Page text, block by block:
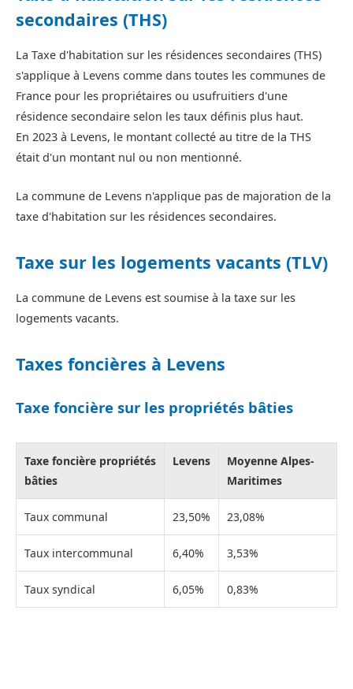
secondaires (THS)
La Taxe d'habitation sur les résidences secondaires (THS)
s'applique à Levens comme dans toutes les communes de
France pour les propriétaires ou usufruitiers d'une
résidence secondaire selon les taux définis plus haut.
En 2023 à Levens, le montant collecté au titre de la THS
était d'un montant nul ou non mentionné.
La commune de Levens n'applique pas de majoration de la
taxe d'habitation sur les résidences secondaires.
Taxe sur les logements vacants (TLV)
La commune de Levens est soumise à la taxe sur les
logements vacants.
Taxes foncières à Levens
Taxe foncière sur les propriétés bâties
Taxe foncière propriétés
bâties
Levens
Moyenne Alpes-
Maritimes
Taux communal 23,50% 23,08%
Taux intercommunal 6,40% 3,53%
Taux syndical 6,05% 0,83%